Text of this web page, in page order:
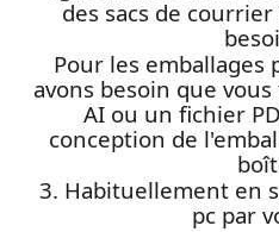
des sacs de
Pour les emballages
avons besoin que
AI ou un fichier
conception de
3. Habituellement en
pc par